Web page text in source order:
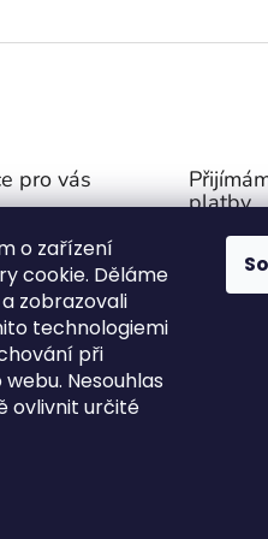
o zařízení
cookie. Děláme
zobrazovali
technologiemi
při
Nesouhlas
ovlivnit určité
pro vás
soukromí
otázky
vrácení zboží
platby